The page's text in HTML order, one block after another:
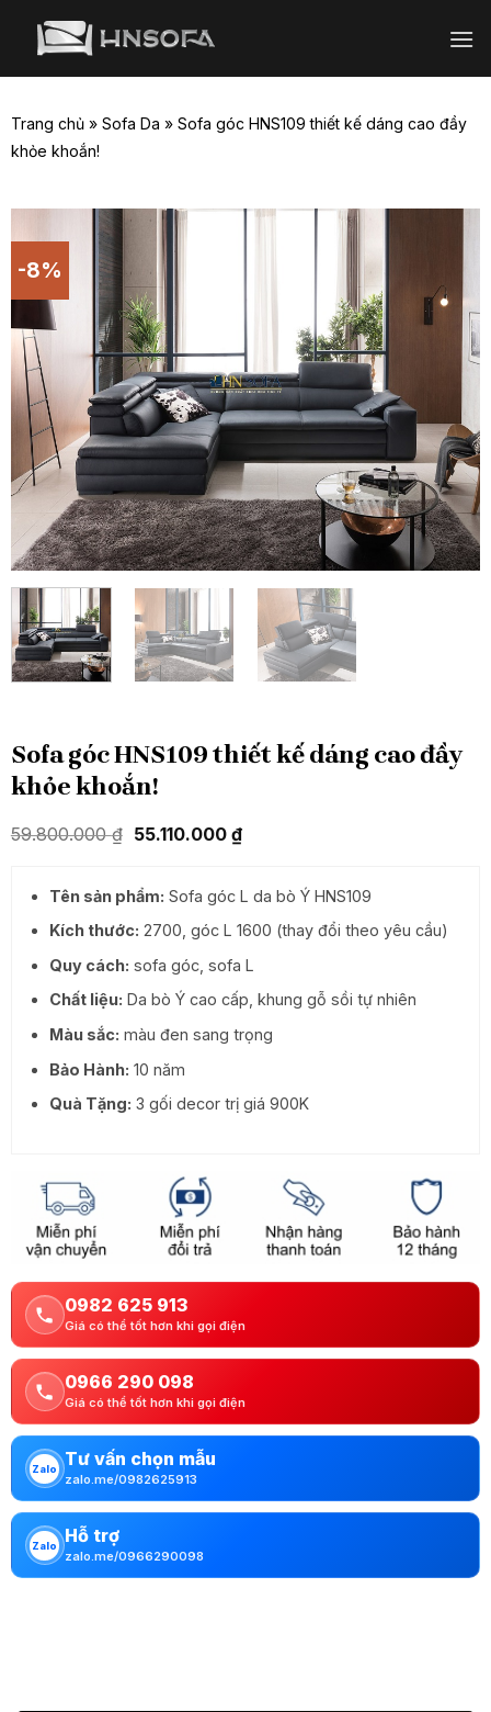
Trang chủ» Sofa Da » Sofa góc HNS109 thiết kế dáng cao đầy
khỏe khoắn!
-8%
Sofa góc HNS109 thiết kế dáng cao đầy
khỏe khoắn!
59.800.000₫ Giá
59.800.000 ₫.
55.110.000 ₫Giá
hiện
là:
55.110.000 ₫.
Tên sản phẩm: Sofa góc L da bò Ý HNS109
Kích thước: 2700, góc L 1600 (thay đổi theo yêu cầu)
Quy cách: sofa góc, sofa L
Chất liệu: Da bò Ý cao cấp, khung gỗ sồi tự nhiên
Màu sắc: màu đen sang trọng
Bảo Hành: 10 năm
Quà Tặng: 3 gối decor trị giá 900K
0982 625 913
Giá có thể tốt hơn khi gọi điện
0966 290 098
Giá có thể tốt hơn khi gọi điện
Zalo Tư vấn chọn mẫu
zalo.me/0982625913
Zalo Hỗ trợ
zalo.me/0966290098